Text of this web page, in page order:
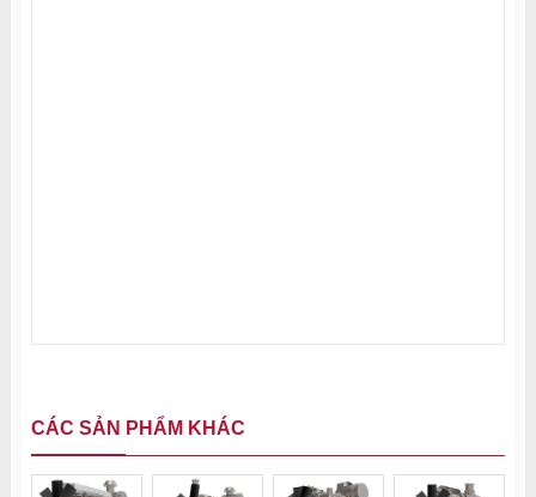
CÁC SẢN PHẨM KHÁC